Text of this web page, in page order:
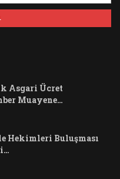
Asgari Ücret
Muayene…
Hekimleri Buluşması